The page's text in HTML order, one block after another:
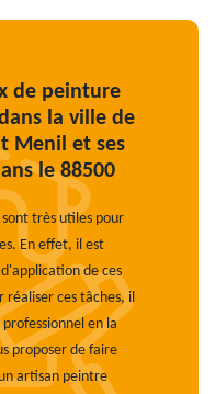
de peinture
la ville de
Menil et ses
le 88500
très utiles pour
En effet, il est
de ces
réaliser ces tâches, il
en la
proposer de faire
artisan peintre